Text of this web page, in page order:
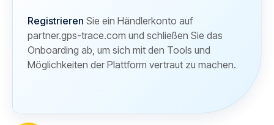
Registrieren Sie ein Händlerkonto auf
partner.gps-trace.com und schließen Sie das
Onboarding ab, um sich mit den Tools und
Möglichkeiten der Plattform vertraut zu machen.